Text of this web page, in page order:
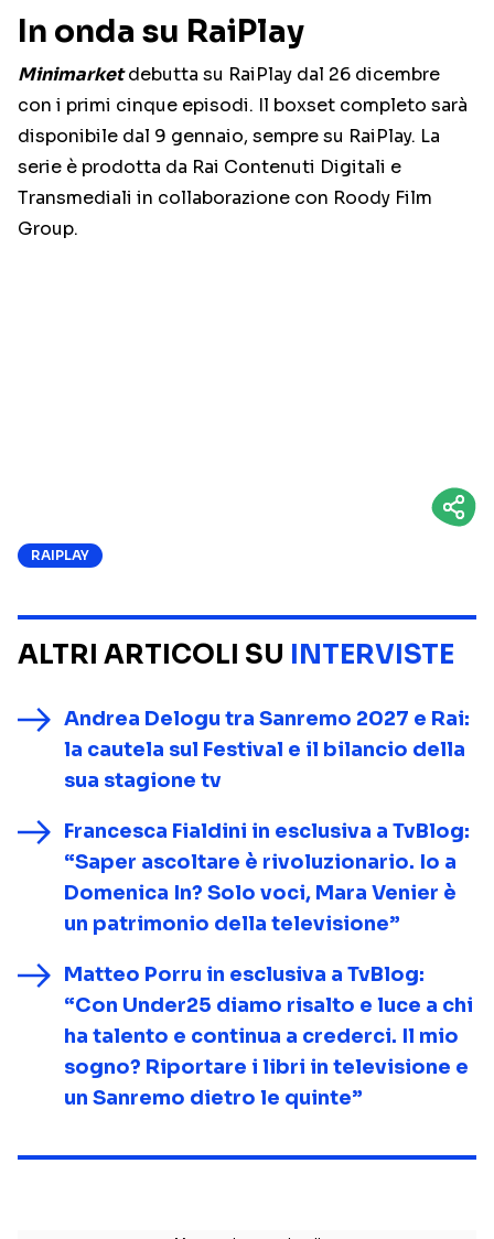
In onda su RaiPlay
Minimarketdebutta su RaiPlay dal 26 dicembre
con i primi cinque episodi. Il boxset completo sarà
disponibile dal 9 gennaio, sempre su RaiPlay. La
serie è prodotta da Rai Contenuti Digitali e
Transmediali in collaborazione con Roody Film
Group.
RAIPLAY
ALTRI ARTICOLI SU INTERVISTE
Andrea Delogu tra Sanremo 2027 e Rai:
la cautela sul Festival e il bilancio della
sua stagione tv
Francesca Fialdini in esclusiva a TvBlog:
“Saper ascoltare è rivoluzionario. Io a
Domenica In? Solo voci, Mara Venier è
un patrimonio della televisione”
Matteo Porru in esclusiva a TvBlog:
“Con Under25 diamo risalto e luce a chi
ha talento e continua a crederci. Il mio
sogno? Riportare i libri in televisione e
un Sanremo dietro le quinte”